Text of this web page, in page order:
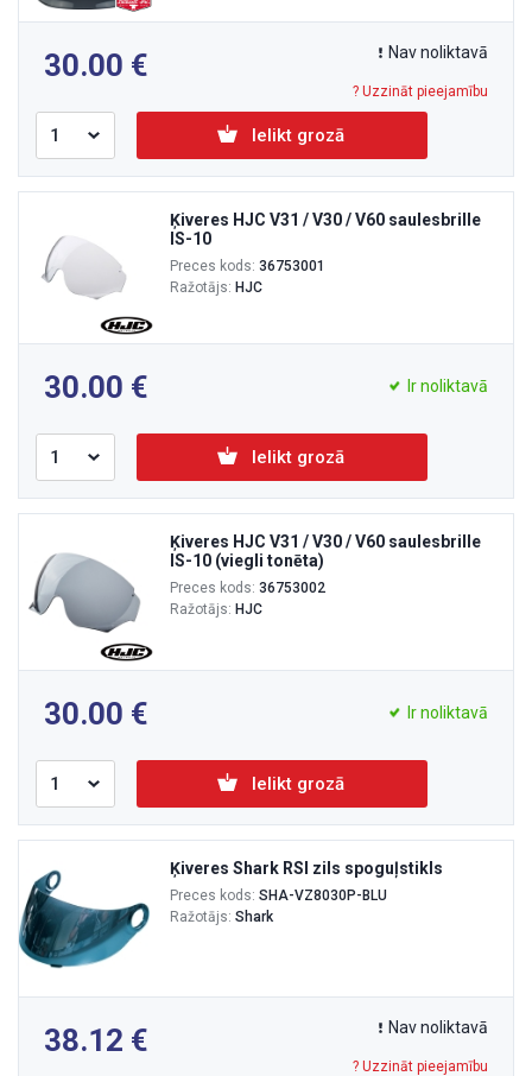
30.00 Nav noliktavā
? Uzzināt pieejamību
Ielikt grozā
Ķiveres HJC V31 / V30 / V60 saulesbrille
IS-10
Preces kods: 36753001
Ražotājs: HJC
30.00 Ir noliktavā
Ielikt grozā
Ķiveres HJC V31 / V30 / V60 saulesbrille
IS-10 (viegli tonēta)
Preces kods: 36753002
Ražotājs: HJC
30.00 Ir noliktavā
Ielikt grozā
Ķiveres Shark RSI zils spoguļstikls
Preces kods: SHA-VZ8030P-BLU
Ražotājs: Shark
38.12 Nav noliktavā
? Uzzināt pieejamību